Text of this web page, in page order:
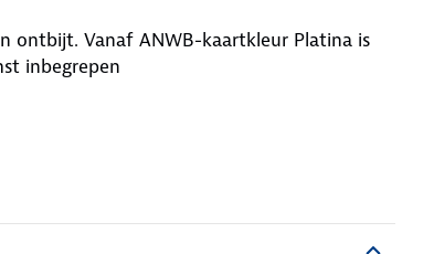
ontbijt. Vanaf ANWB-kaartkleur Platina is
inbegrepen